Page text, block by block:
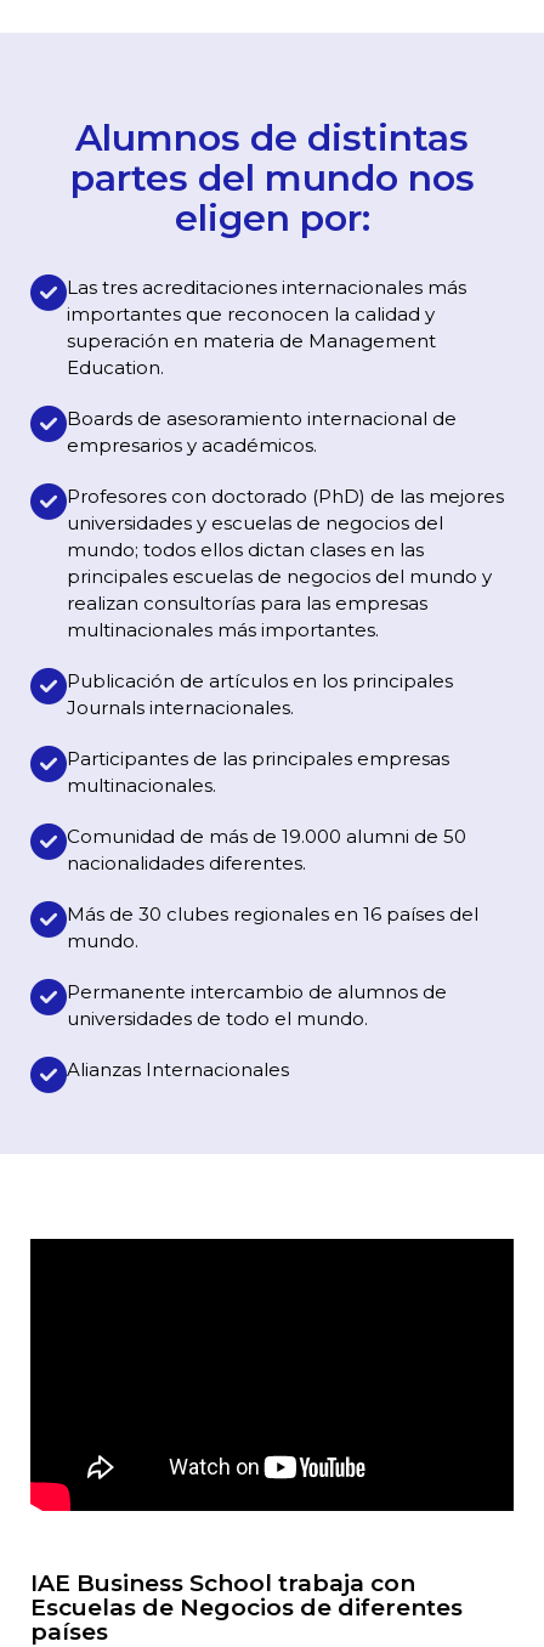
Alumnos de distintas
partes del mundo nos
eligen por:
Las tres acreditaciones internacionales más
importantes que reconocen la calidad y
superación en materia de Management
Education.
Boards de asesoramiento internacional de
empresarios y académicos.
Profesores con doctorado (PhD) de las mejores
universidades y escuelas de negocios del
mundo; todos ellos dictan clases en las
principales escuelas de negocios del mundo y
realizan consultorías para las empresas
multinacionales más importantes.
Publicación de artículos en los principales
Journals internacionales.
Participantes de las principales empresas
multinacionales.
Comunidad de más de 19.000 alumni de 50
nacionalidades diferentes.
Más de 30 clubes regionales en 16 países del
mundo.
Permanente intercambio de alumnos de
universidades de todo el mundo.
Alianzas Internacionales
IAE Business School trabaja con
Escuelas de Negocios de diferentes
países